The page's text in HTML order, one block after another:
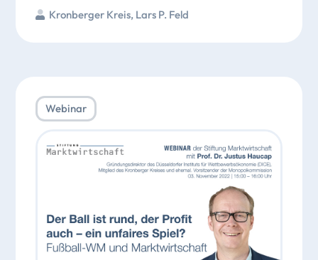
Kronberger Kreis, Lars P. Feld
Webinar